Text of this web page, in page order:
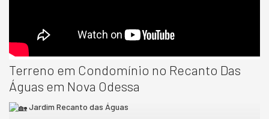
Terreno em Condomínio no Recanto Das
Águas em Nova Odessa
Jardim Recanto das Águas